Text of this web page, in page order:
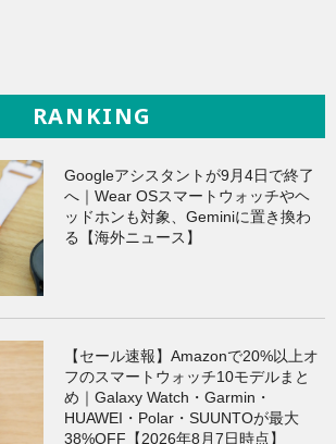
RANKING
Googleアシスタントが9月4日で終了
へ｜Wear OSスマートウォッチやヘ
ッドホンも対象、Geminiに置き換わ
る【海外ニュース】
【セール速報】Amazonで20%以上オ
フのスマートウォッチ10モデルまと
め｜Galaxy Watch・Garmin・
HUAWEI・Polar・SUUNTOが最大
38%OFF【2026年8月7日時点】